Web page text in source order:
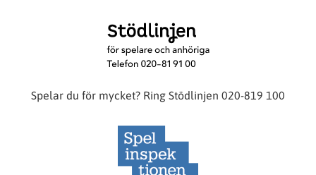
Spelar du för mycket? Ring Stödlinjen 020-819 100